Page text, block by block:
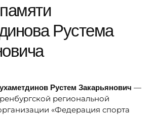
Рустема
Рустем Закарьянович —
региональной
«Федерация спорта